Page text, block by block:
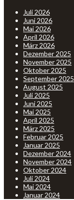
Juli 2026
Juni 2026
Mai 2026
April 2026
März 2026
Dezember 2025
November 2025
Oktober 2025
September 2025
August 2025
Juli 2025
Juni 2025
Mai 2025
April 2025
März 2025
Februar 2025
Januar 2025
Dezember 2024
November 2024
Oktober 2024
Juli 2024
Mai 2024
Januar 2024